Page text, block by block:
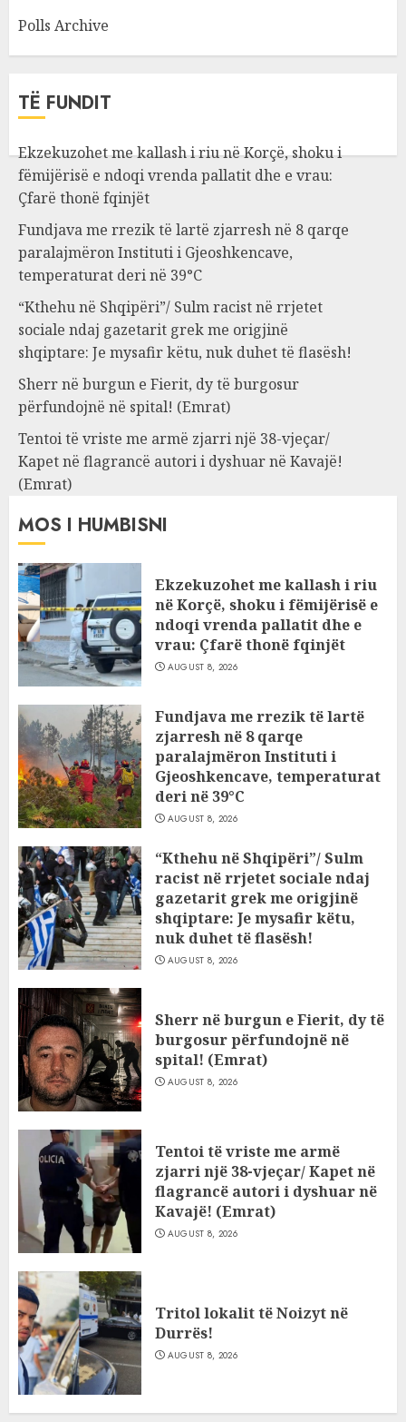
Polls Archive
TË FUNDIT
Ekzekuzohet me kallash i riu në Korçë, shoku i
fëmijërisë e ndoqi vrenda pallatit dhe e vrau:
Çfarë thonë fqinjët
Fundjava me rrezik të lartë zjarresh në 8 qarqe
paralajmëron Instituti i Gjeoshkencave,
temperaturat deri në 39°C
“Kthehu në Shqipëri”/ Sulm racist në rrjetet
sociale ndaj gazetarit grek me origjinë
shqiptare: Je mysafir këtu, nuk duhet të flasësh!
Sherr në burgun e Fierit, dy të burgosur
përfundojnë në spital! (Emrat)
Tentoi të vriste me armë zjarri një 38-vjeçar/
Kapet në flagrancë autori i dyshuar në Kavajë!
(Emrat)
MOS I HUMBISNI
Ekzekuzohet me kallash i riu
në Korçë, shoku i fëmijërisë e
ndoqi vrenda pallatit dhe e
vrau: Çfarë thonë fqinjët
AUGUST 8, 2026
Fundjava me rrezik të lartë
zjarresh në 8 qarqe
paralajmëron Instituti i
Gjeoshkencave, temperaturat
deri në 39°C
AUGUST 8, 2026
“Kthehu në Shqipëri”/ Sulm
racist në rrjetet sociale ndaj
gazetarit grek me origjinë
shqiptare: Je mysafir këtu,
nuk duhet të flasësh!
AUGUST 8, 2026
Sherr në burgun e Fierit, dy të
burgosur përfundojnë në
spital! (Emrat)
AUGUST 8, 2026
Tentoi të vriste me armë
zjarri një 38-vjeçar/ Kapet në
flagrancë autori i dyshuar në
Kavajë! (Emrat)
AUGUST 8, 2026
Tritol lokalit të Noizyt në
Durrës!
AUGUST 8, 2026